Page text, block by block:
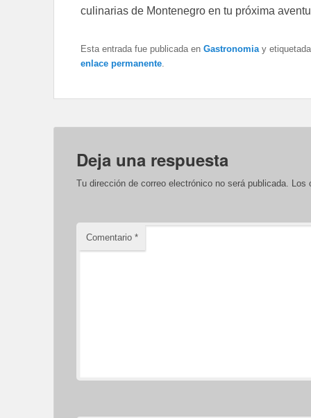
culinarias de Montenegro en tu próxima
Esta entrada fue publicada en Gastronomia y etiquetada
enlace permanente
Deja una respuesta
Tu dirección de correo electrónico no será publicada.
Comentario *